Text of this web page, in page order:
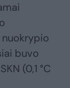
buvo
(0,1 °C